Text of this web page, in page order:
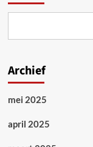
Archief
mei 2025
april 2025